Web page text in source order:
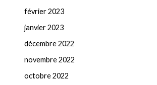
février 2023
janvier 2023
décembre 2022
novembre 2022
octobre 2022